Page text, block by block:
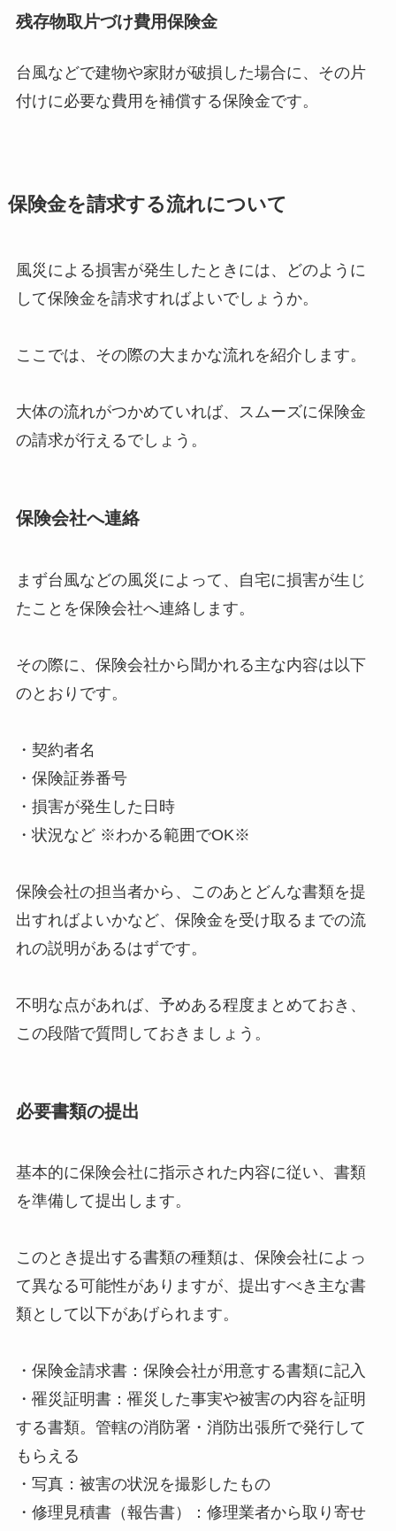
残存物取片づけ費用保険金
台風などで建物や家財が破損した場合に、その片
付けに必要な費用を補償する保険金です。
保険金を請求する流れについて
風災による損害が発生したときには、どのように
して保険金を請求すればよいでしょうか。
ここでは、その際の大まかな流れを紹介します。
大体の流れがつかめていれば、スムーズに保険金
の請求が行えるでしょう。
保険会社へ連絡
まず台風などの風災によって、自宅に損害が生じ
たことを保険会社へ連絡します。
その際に、保険会社から聞かれる主な内容は以下
のとおりです。
・契約者名
・保険証券番号
・損害が発生した日時
・状況など ※わかる範囲でOK※
保険会社の担当者から、このあとどんな書類を提
出すればよいかなど、保険金を受け取るまでの流
れの説明があるはずです。
不明な点があれば、予めある程度まとめておき、
この段階で質問しておきましょう。
必要書類の提出
基本的に保険会社に指示された内容に従い、書類
を準備して提出します。
このとき提出する書類の種類は、保険会社によっ
て異なる可能性がありますが、提出すべき主な書
類として以下があげられます。
・保険金請求書：保険会社が用意する書類に記入
・罹災証明書：罹災した事実や被害の内容を証明
する書類。管轄の消防署・消防出張所で発行して
もらえる
・写真：被害の状況を撮影したもの
・修理見積書（報告書）：修理業者から取り寄せ